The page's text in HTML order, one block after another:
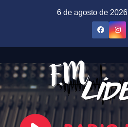
6 de agosto de 2026